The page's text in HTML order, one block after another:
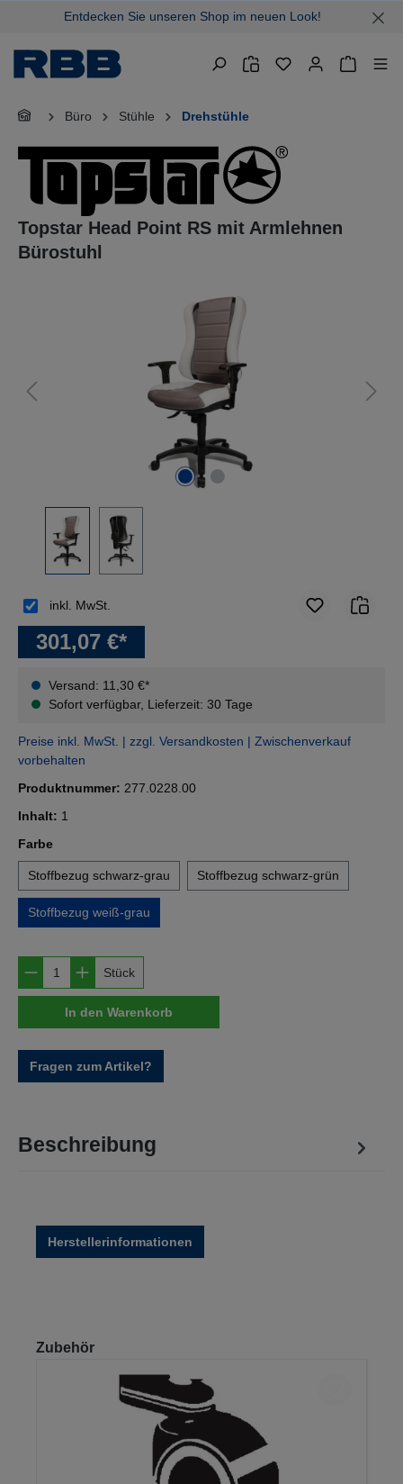
springenEntdecken Sie unseren Shop im neuen Look!
Büro Stühle Drehstühle
Topstar Head Point RS mit Armlehnen
Bürostuhl
301,07 €*
Versand: 11,30 €*
Sofort verfügbar, Lieferzeit: 30 Tage
inkl. MwSt.
Preise inkl. MwSt. | zzgl. Versandkosten | Zwischenverkauf
vorbehalten
Produktnummer: 277.0228.00
Inhalt: 1
Farbeauswählen
Stoffbezug schwarz-grau Stoffbezug schwarz-grün
Stoffbezug weiß-grau
Produkt Anzahl: Gib den gewünschten
Stück
In den Warenkorb
Fragen zum Artikel?
Beschreibung
Herstellerinformationen
Produktgalerie überspringen
Zubehör